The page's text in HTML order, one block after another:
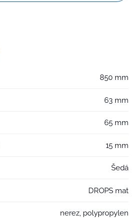
850 mm
63 mm
65 mm
15 mm
Šedá
DROPS mat
nerez, polypropylen